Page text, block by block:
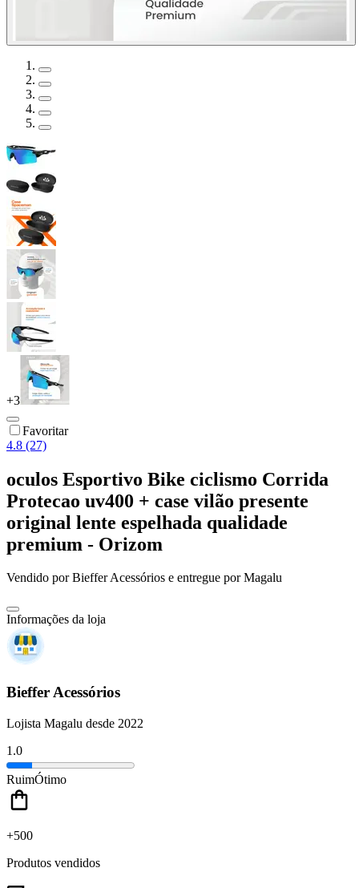
+3
Favoritar
4.8 (27)
oculos Esportivo Bike ciclismo Corrida
Protecao uv400 + case vilão presente
original lente espelhada qualidade
premium - Orizom
Vendido porBieffer Acessórios e entregue por Magalu
Informações da loja
Bieffer Acessórios
Lojista Magalu desde 2022
1.0
RuimÓtimo
+500
Produtos vendidos